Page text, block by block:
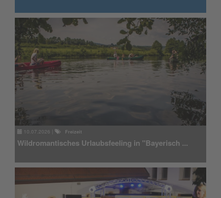
10.07.2026 Freizeit
Wildromantisches Urlaubsfeeling in "Bayerisch ...